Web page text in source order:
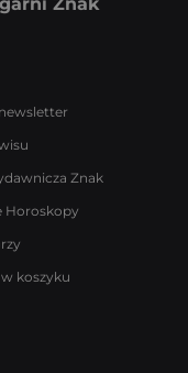
Znak
Horoskopy
koszyku